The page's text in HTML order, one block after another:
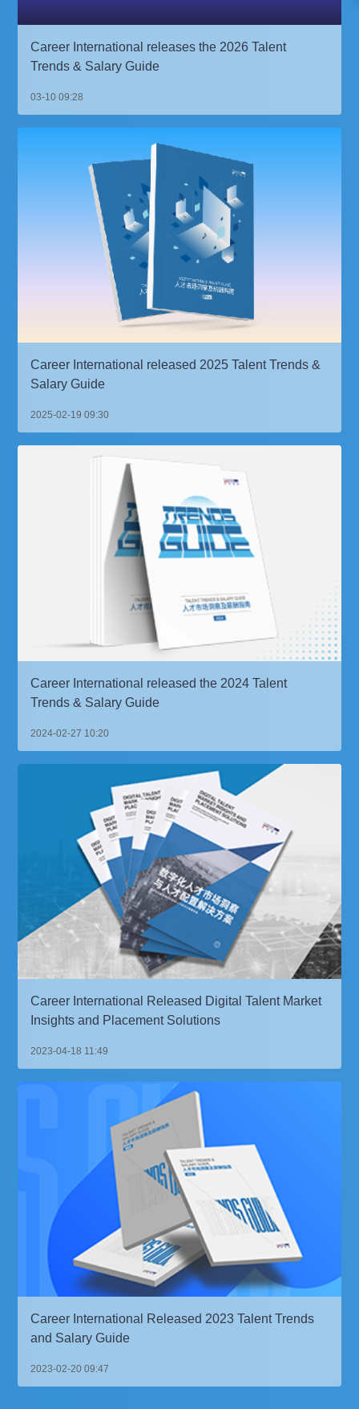
Career International releases the 2026 Talent
Trends & Salary Guide
03-10 09:28
Career International released 2025 Talent Trends &
Salary Guide
2025-02-19 09:30
Career International released the 2024 Talent
Trends & Salary Guide
2024-02-27 10:20
Career International Released Digital Talent Market
Insights and Placement Solutions
2023-04-18 11:49
Career International Released 2023 Talent Trends
and Salary Guide
2023-02-20 09:47